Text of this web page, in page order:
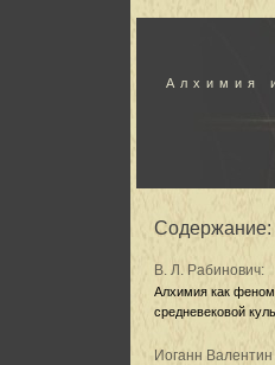
Алхимия
Содержание:
В. Л. Рабинович:
Алхимия как
средневековой
Иоганн Валентин